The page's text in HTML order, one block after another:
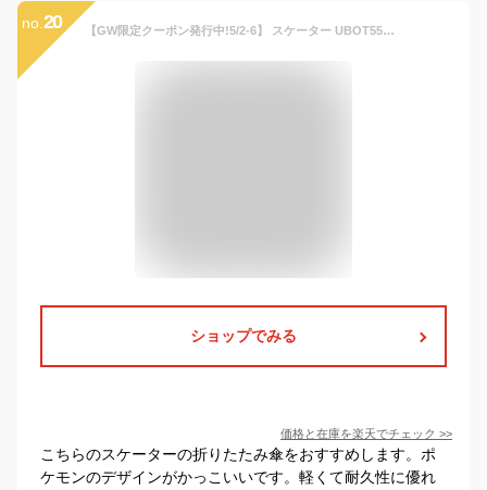
no. 20 【GW限定クーポン発行中!5/2-6】 スケーター UBOT55C ポケモン 2025 [子供用 折りたたみ傘 55cm 収納袋付 ネームタグ付]
ショップでみる
価格と在庫を楽天でチェック >>
こちらのスケーターの折りたたみ傘をおすすめします。ポ
ケモンのデザインがかっこいいです。軽くて耐久性に優れ